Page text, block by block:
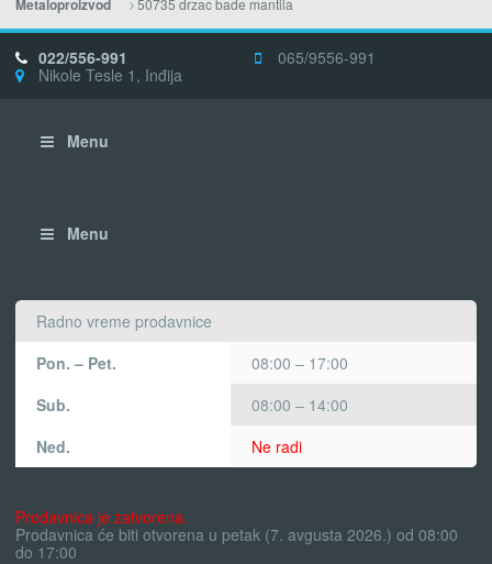
Metaloproizvod
022/556-991
065/9556-991
Nikole Tesle 1, Inđija
Menu
Menu
Radno vreme prodavnice
Pon. – Pet.
08:00 – 17:00
Sub.
08:00 – 14:00
Ned.
Ne radi
Prodavnica je zatvorena.
Prodavnica će biti otvorena u petak (7. avgusta 2026.) od 08:00
do 17:00